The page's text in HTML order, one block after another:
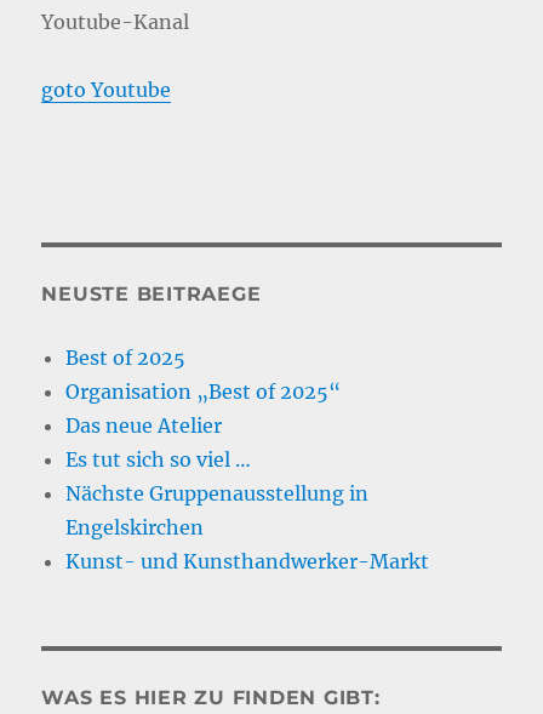
Youtube-Kanal
goto Youtube
NEUSTE BEITRAEGE
Best of 2025
Organisation „Best of 2025“
Das neue Atelier
Es tut sich so viel …
Nächste Gruppenausstellung in
Engelskirchen
Kunst- und Kunsthandwerker-Markt
WAS ES HIER ZU FINDEN GIBT: